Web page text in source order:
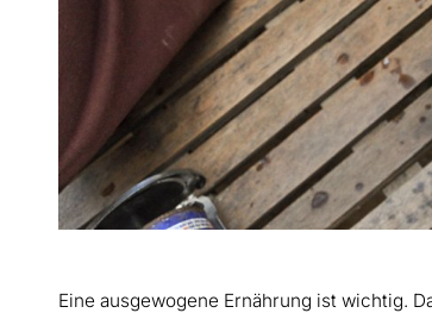
Eine ausgewogene Ernährung ist wichtig.